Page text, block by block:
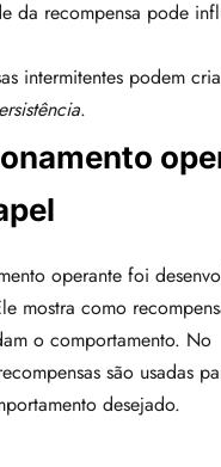
da recompensa pode
intermitentes podem
.
operante foi
mostra como
o comportamento. No
são usadas
desejado.